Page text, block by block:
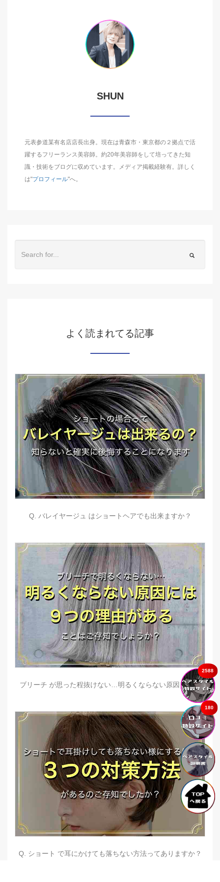
SHUN
元表参道某有名店店長出身。現在は青森市・東京都の２拠点で活
躍するフリーランス美容師。約20年美容師をして培ってきた知
識・技術をブログに収めています。メディア掲載経験有。詳しく
は"プロフィール"へ。
よく読まれてる記事
Q. バレイヤージュ はショートヘアでも出来ますか？
ブリーチ が思った程抜けない…明るくならない原因とは？
Q. ショート で耳にかけても落ちない方法ってありますか？
180
2588